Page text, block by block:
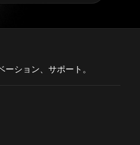
ション、サポート。